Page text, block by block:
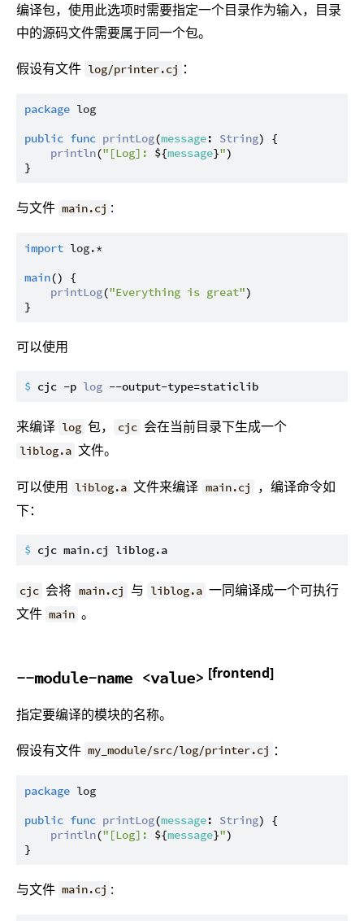
编译包，使用此选项时需要指定一个目录作为输入，目录
中的源码文件需要属于同一个包。
假设有文件 log/printer.cj ：
package log
public func printLog(message: String) {
println("[Log]: ${message}")
与文件 main.cj :
import log.*
main() {
printLog("Everything is great")
可以使用
$ cjc -p log --output-type=staticlib
来编译 log 包， cjc 会在当前目录下生成一个
liblog.a 文件。
可以使用 liblog.a 文件来编译 main.cj
，编译命令如
下：
$ cjc main.cj liblog.a
cjc 会将 main.cj 与 liblog.a 一同编译成一个可执行
文件 main 。
--module-name <value> [frontend]
指定要编译的模块的名称。
假设有文件 my_module/src/log/printer.cj ：
package log
public func printLog(message: String) {
println("[Log]: ${message}")
与文件 main.cj :